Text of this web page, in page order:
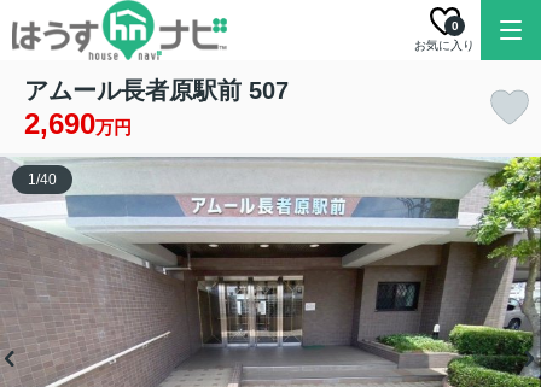
お気に入り
0
アムール長者原駅前 507
2,690万円
1/40